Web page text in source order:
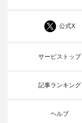
公式X
サービストップ
記事ランキング
ヘルプ